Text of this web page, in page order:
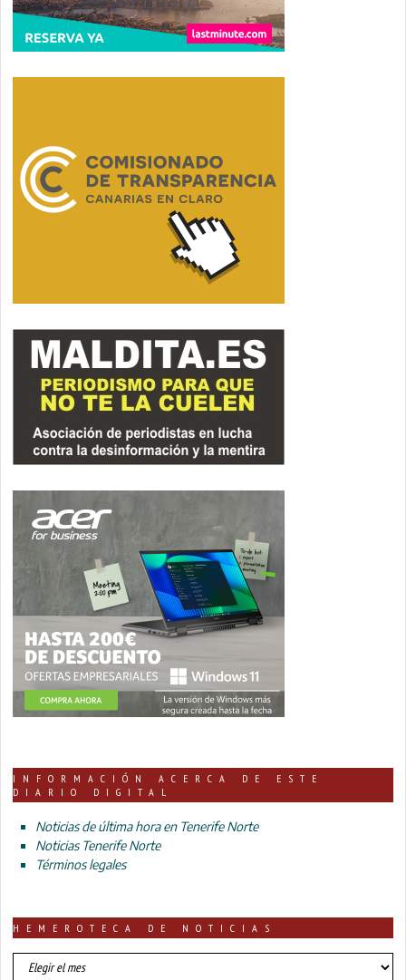
INFORMACIÓN ACERCA DE ESTE
DIARIO DIGITAL
Noticias de última hora en Tenerife Norte
Noticias Tenerife Norte
Términos legales
HEMEROTECA DE NOTICIAS
HEMEROTECA